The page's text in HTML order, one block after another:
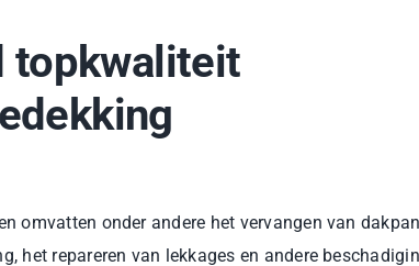
topkwaliteit
omvatten onder andere het vervangen van
het repareren van lekkages en andere